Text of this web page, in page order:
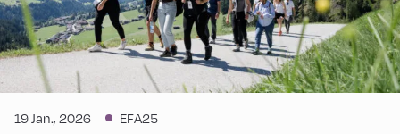
19 Jan., 2026 EFA25